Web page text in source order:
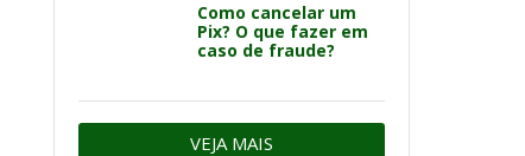
Como cancelar um
Pix? O que fazer em
caso de fraude?
VEJA MAIS